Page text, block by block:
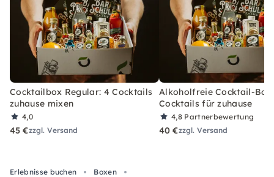
Cocktailbox Regular: 4 Cocktails
zuhause mixen
4,0
45 €zzgl. Versand
Alkoholfreie Cocktail-Box
Cocktails für zuhause
4,8 Partnerbewertung
40 €zzgl. Versand
Erlebnisse buchen
Boxen